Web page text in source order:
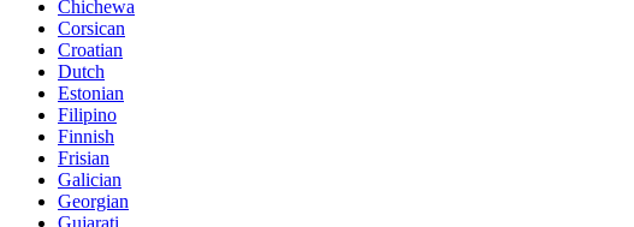
Chichewa
Corsican
Croatian
Dutch
Estonian
Filipino
Finnish
Frisian
Galician
Georgian
Gujarati